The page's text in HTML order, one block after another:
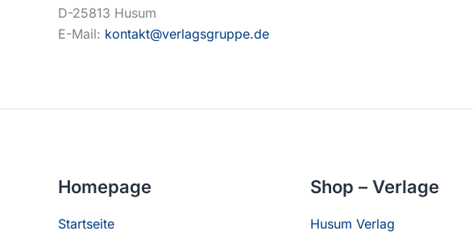
D-25813 Husum
E-Mail: kontakt@verlagsgruppe.de
Homepage
Startseite
Shop – Verlage
Husum Verlag